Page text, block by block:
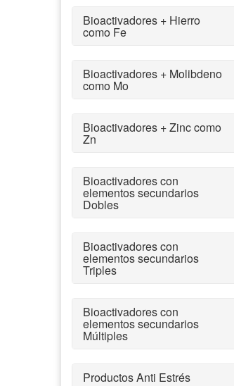
Bioactivadores + Hierro
como Fe
Bioactivadores + Molibdeno
como Mo
Bioactivadores + Zinc como
Zn
Bioactivadores con
elementos secundarios
Dobles
Bioactivadores con
elementos secundarios
Triples
Bioactivadores con
elementos secundarios
Múltiples
Productos Anti Estrés